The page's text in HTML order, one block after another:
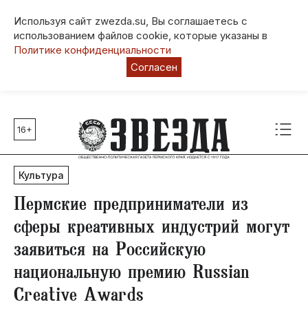
Используя сайт zwezda.su, Вы соглашаетесь с
использованием файлов cookie, которые указаны в
Политике конфиденциальности
Согласен
Главные темы
80 лет Победы
Молодежная столица РФ
СВО
Выборы в Пермском крае
Социальная поддержка
Инфраструктура
Благоустройство
16+
Культура
​Пермские предприниматели из
сферы креативных индустрий могут
заявиться на Российскую
национальную премию Russian
Creative Awards